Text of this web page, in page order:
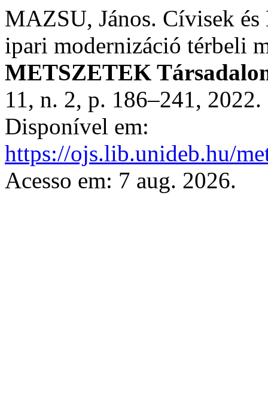
MAZSU, János. Cívisek
ipari modernizáció térbeli
METSZETEK
11, n. 2, p. 186–241,
Disponível em:
https://ojs.lib.unideb.hu/
Acesso em: 7 aug. 2026.